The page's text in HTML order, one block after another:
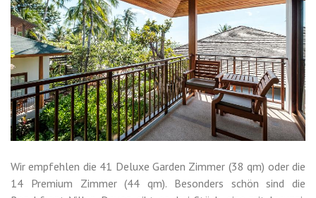
Wir empfehlen die 41 Deluxe Garden Zimmer (38 qm) oder die
14 Premium Zimmer (44 qm). Besonders schön sind die